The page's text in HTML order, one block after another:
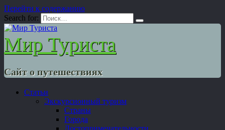
Перейти к содержанию
Search for:
Мир Туриста
Сайт о путешествиях
Статьи
Экскурсионный туризм
Страны
Города
Достопримечательности